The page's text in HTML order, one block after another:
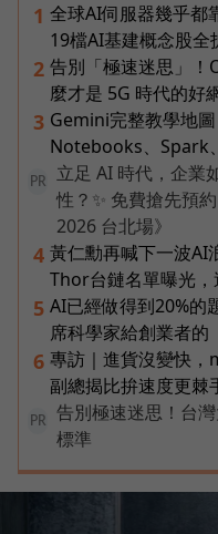
1 全球AI伺服器幾乎
19檔AI基建概念股全
2 告別「極速迷思」
麼才是 5G 時代的好
3 Gemini完整教學地圖
Notebooks、Spark
PR
立足 AI 時代，企業
性？✨ 免費搶先預
2026 台北場》
4 黃仁勳再喊下一波AI
Thor台鏈名單曝光
5 AI已經做得到20%的
席科學家給創業者的
6 專訪｜進貨沒變快
副總揭比拚速度更棘
PR
告別極速迷思！台
標準